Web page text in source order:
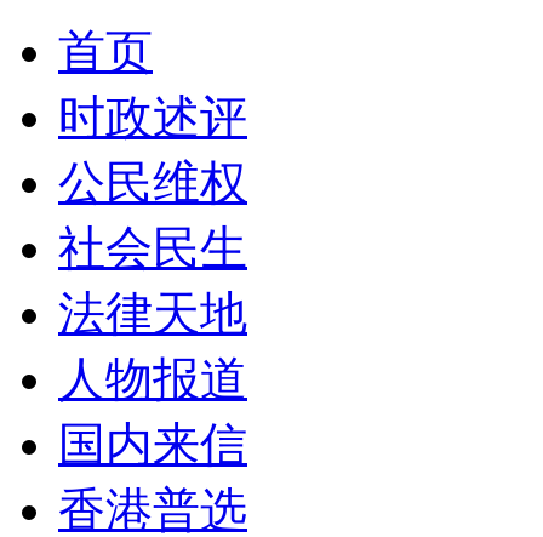
首页
时政述评
公民维权
社会民生
法律天地
人物报道
国内来信
香港普选